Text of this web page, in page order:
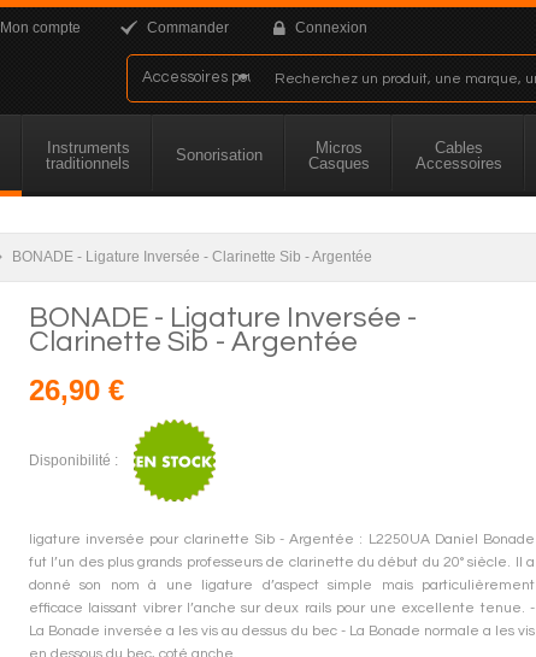
Mon compte Commander Connexion
Instruments
traditionnels
Sonorisation
Micros
Casques
Cables
Accessoires
BONADE - Ligature Inversée - Clarinette Sib - Argentée
BONADE - Ligature Inversée -
Clarinette Sib - Argentée
26,90 €
Disponibilité :
ligature inversée pour clarinette Sib - Argentée : L2250UA Daniel Bonade
fut l’un des plus grands professeurs de clarinette du début du 20° siècle. Il a
donné son nom à une ligature d’aspect simple mais particulièrement
efficace laissant vibrer l’anche sur deux rails pour une excellente tenue. -
La Bonade inversée a les vis au dessus du bec - La Bonade normale a les vis
en dessous du bec, coté anche.